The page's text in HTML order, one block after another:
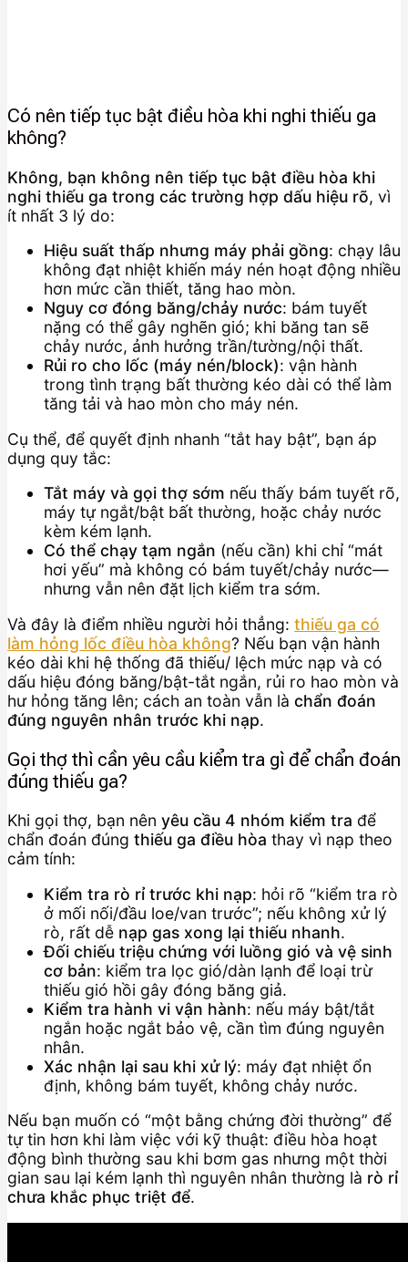
Có nên tiếp tục bật điều hòa khi nghi thiếu ga
không?
Không, bạn không nên tiếp tục bật điều hòa khi
nghi thiếu ga trong các trường hợp dấu hiệu rõ, vì
ít nhất 3 lý do:
Hiệu suất thấp nhưng máy phải gồng: chạy lâu
không đạt nhiệt khiến máy nén hoạt động nhiều
hơn mức cần thiết, tăng hao mòn.
Nguy cơ đóng băng/chảy nước: bám tuyết
nặng có thể gây nghẽn gió; khi băng tan sẽ
chảy nước, ảnh hưởng trần/tường/nội thất.
Rủi ro cho lốc (máy nén/block): vận hành
trong tình trạng bất thường kéo dài có thể làm
tăng tải và hao mòn cho máy nén.
Cụ thể, để quyết định nhanh “tắt hay bật”, bạn áp
dụng quy tắc:
Tắt máy và gọi thợ sớm nếu thấy bám tuyết rõ,
máy tự ngắt/bật bất thường, hoặc chảy nước
kèm kém lạnh.
Có thể chạy tạm ngắn (nếu cần) khi chỉ “mát
hơi yếu” mà không có bám tuyết/chảy nước—
nhưng vẫn nên đặt lịch kiểm tra sớm.
Và đây là điểm nhiều người hỏi thẳng: thiếu ga có
làm hỏng lốc điều hòa không? Nếu bạn vận hành
kéo dài khi hệ thống đã thiếu/ lệch mức nạp và có
dấu hiệu đóng băng/bật-tắt ngắn, rủi ro hao mòn và
hư hỏng tăng lên; cách an toàn vẫn là chẩn đoán
đúng nguyên nhân trước khi nạp.
Gọi thợ thì cần yêu cầu kiểm tra gì để chẩn đoán
đúng thiếu ga?
Khi gọi thợ, bạn nên yêu cầu 4 nhóm kiểm tra để
chẩn đoán đúng thiếu ga điều hòa thay vì nạp theo
cảm tính:
Kiểm tra rò rỉ trước khi nạp: hỏi rõ “kiểm tra rò
ở mối nối/đầu loe/van trước”; nếu không xử lý
rò, rất dễ nạp gas xong lại thiếu nhanh.
Đối chiếu triệu chứng với luồng gió và vệ sinh
cơ bản: kiểm tra lọc gió/dàn lạnh để loại trừ
thiếu gió hồi gây đóng băng giả.
Kiểm tra hành vi vận hành: nếu máy bật/tắt
ngắn hoặc ngắt bảo vệ, cần tìm đúng nguyên
nhân.
Xác nhận lại sau khi xử lý: máy đạt nhiệt ổn
định, không bám tuyết, không chảy nước.
Nếu bạn muốn có “một bằng chứng đời thường” để
tự tin hơn khi làm việc với kỹ thuật: điều hòa hoạt
động bình thường sau khi bơm gas nhưng một thời
gian sau lại kém lạnh thì nguyên nhân thường là rò rỉ
chưa khắc phục triệt để.